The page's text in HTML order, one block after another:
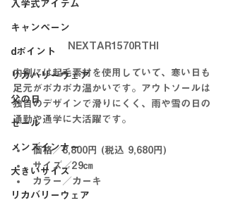
入学式アイテム
キャンペーン
dポイント
リカバリーウェア
父の日
セール
メンズインナー
大きいサイズ
リカバリーウェア
NEXTAR1570RTHI
内側には起毛素材を使用していて、寒い日も
足元がポカポカ温かいです。アウトソールは
独自のデザインで滑りにくく、雨や雪の日の
通勤や通学に大活躍です。
価格／8,800円 (税込 9,680円)
サイズ／29㎝
カラー／カーキ